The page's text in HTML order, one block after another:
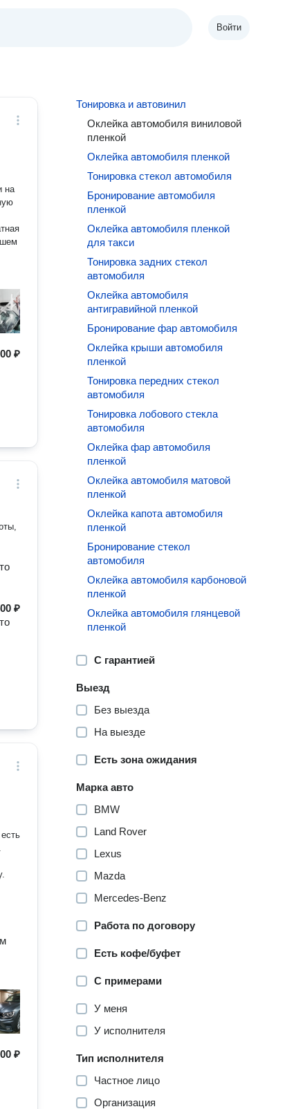
Войти
на
₽
₽
₽
Тонировка и автовинил
Оклейка автомобиля виниловой
пленкой
Оклейка автомобиля пленкой
Тонировка стекол автомобиля
Бронирование автомобиля
пленкой
Оклейка автомобиля пленкой
для такси
Тонировка задних стекол
автомобиля
Оклейка автомобиля
антигравийной пленкой
Бронирование фар автомобиля
Оклейка крыши автомобиля
пленкой
Тонировка передних стекол
автомобиля
Тонировка лобового стекла
автомобиля
Оклейка фар автомобиля
пленкой
Оклейка автомобиля матовой
пленкой
Оклейка капота автомобиля
пленкой
Бронирование стекол
автомобиля
Оклейка автомобиля карбоновой
пленкой
Оклейка автомобиля глянцевой
пленкой
С гарантией
Выезд
Без выезда
На выезде
Есть зона ожидания
Марка авто
BMW
Land Rover
Lexus
Mazda
Mercedes-Benz
Работа по договору
Есть кофе/буфет
С примерами
У меня
У исполнителя
Тип исполнителя
Частное лицо
Организация